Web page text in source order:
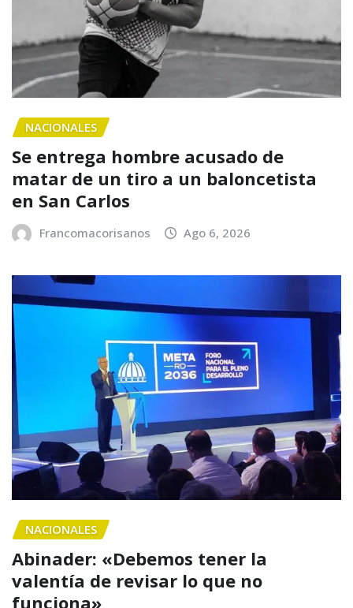
NACIONALES
Se entrega hombre acusado de
matar de un tiro a un baloncetista
en San Carlos
Francomacorisanos Ago 6, 2026
NACIONALES
Abinader: «Debemos tener la
valentía de revisar lo que no
funciona»